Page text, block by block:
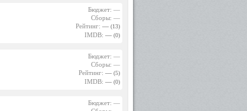
Бюджет: —
Сборы: —
Рейтинг: — (13)
IMDB: — (0)
Бюджет: —
Сборы: —
Рейтинг: — (5)
IMDB: — (0)
Бюджет: —